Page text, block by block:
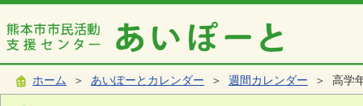
ホーム ＞ あいぽーとカレンダー ＞ 週間カレンダー ＞ 高学